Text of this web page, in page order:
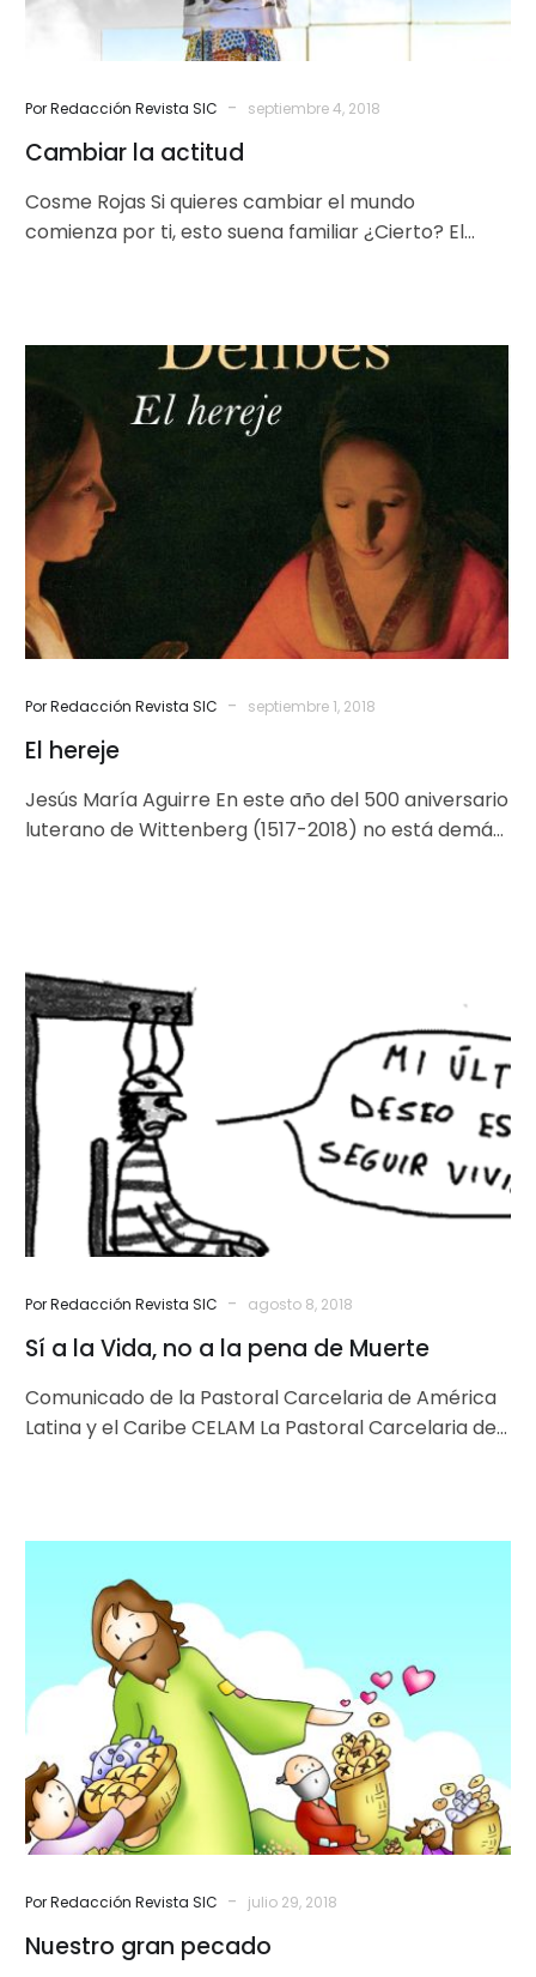
Por Redacción Revista SIC - septiembre 4, 2018
Cambiar la actitud
Cosme Rojas Si quieres cambiar el mundo
comienza por ti, esto suena familiar ¿Cierto? El
El
hereje
Por Redacción Revista SIC - septiembre 1, 2018
El hereje
Jesús María Aguirre En este año del 500 aniversario
luterano de Wittenberg (1517-2018) no está demás
a
pena
Por Redacción Revista SIC - agosto 8, 2018
Sí a la Vida, no a la pena de Muerte
Comunicado de la Pastoral Carcelaria de América
Latina y el Caribe CELAM La Pastoral Carcelaria de
Por Redacción Revista SIC - julio 29, 2018
Nuestro gran pecado